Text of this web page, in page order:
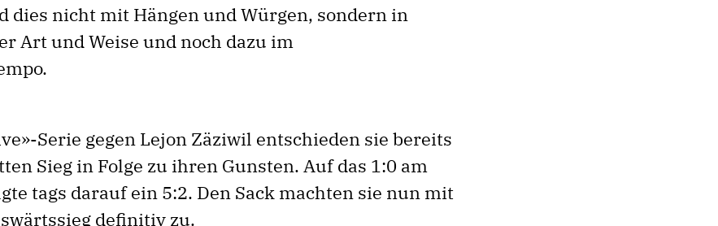
dies nicht mit Hängen und Würgen, sondern in
Art und Weise und noch dazu im
Serie gegen Lejon Zäziwil entschieden sie bereits
Sieg in Folge zu ihren Gunsten. Auf das 1:0 am
tags darauf ein 5:2. Den Sack machten sie nun mit
definitiv zu.